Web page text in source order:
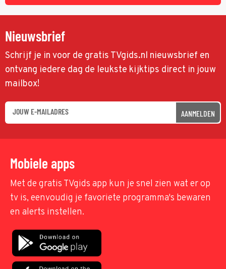
Nieuwsbrief
Schrijf je in voor de gratis TVgids.nl nieuwsbrief en
ontvang iedere dag de leukste kijktips direct in jouw
mailbox!
AANMELDEN
Mobiele apps
Met de gratis TVgids app kun je snel zien wat er op
tv is, eenvoudig je favoriete programma's bewaren
en alerts instellen.